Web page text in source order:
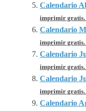
Calendario
imprimir gratis.
Calendario
imprimir gratis.
Calendario
imprimir gratis.
Calendario
imprimir gratis.
Calendario